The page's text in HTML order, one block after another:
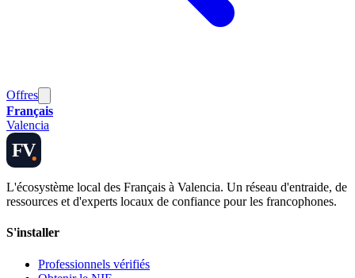
Offres
Français
Valencia
FV
L'écosystème local des Français à Valencia. Un réseau d'entraide, de
ressources et d'experts locaux de confiance pour les francophones.
S'installer
Professionnels vérifiés